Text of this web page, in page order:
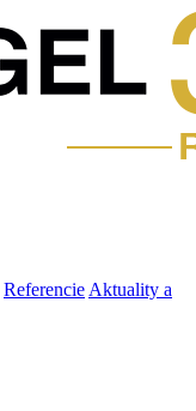
Referencie Aktuality a